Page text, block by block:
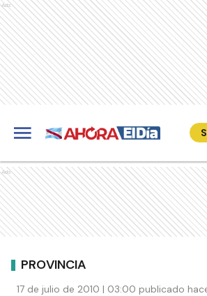
Ads
Ads
PROVINCIA
17 de julio de 2010 | 03:00 publicado